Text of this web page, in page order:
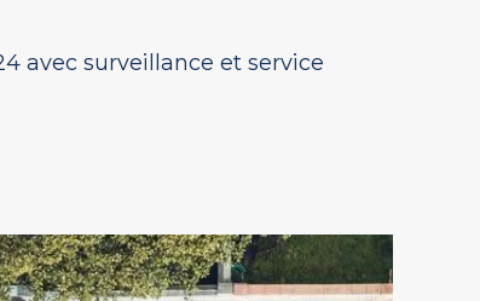
avec surveillance et service